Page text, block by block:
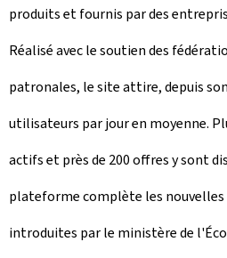
produits et fournis par des
Réalisé avec le soutien des
patronales, le site attire, depuis
utilisateurs par jour en moyenne.
actifs et près de 200 offres y sont
plateforme complète les nouvelles
introduites par le ministère de